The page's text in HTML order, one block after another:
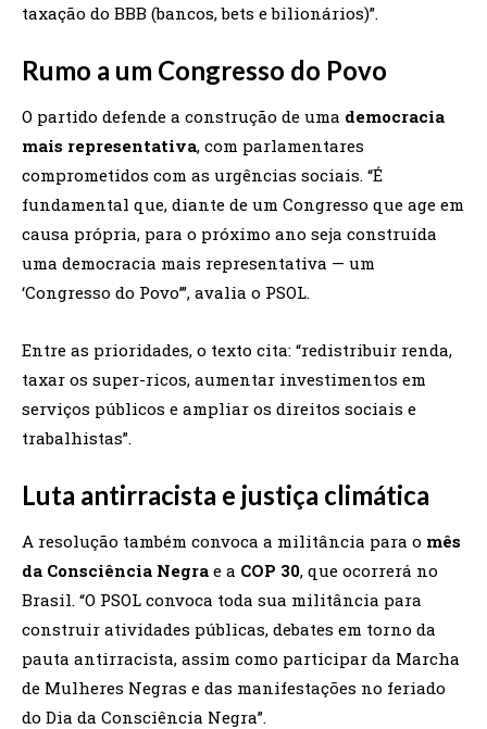
taxação do BBB (bancos, bets e bilionários)”.
Rumo a um Congresso do Povo
O partido defende a construção de uma democracia
mais representativa, com parlamentares
comprometidos com as urgências sociais. “É
fundamental que, diante de um Congresso que age em
causa própria, para o próximo ano seja construída
uma democracia mais representativa — um
‘Congresso do Povo’”, avalia o PSOL.
Entre as prioridades, o texto cita: “redistribuir renda,
taxar os super-ricos, aumentar investimentos em
serviços públicos e ampliar os direitos sociais e
trabalhistas”.
Luta antirracista e justiça climática
A resolução também convoca a militância para o mês
da Consciência Negra e a COP 30, que ocorrerá no
Brasil. “O PSOL convoca toda sua militância para
construir atividades públicas, debates em torno da
pauta antirracista, assim como participar da Marcha
de Mulheres Negras e das manifestações no feriado
do Dia da Consciência Negra”.